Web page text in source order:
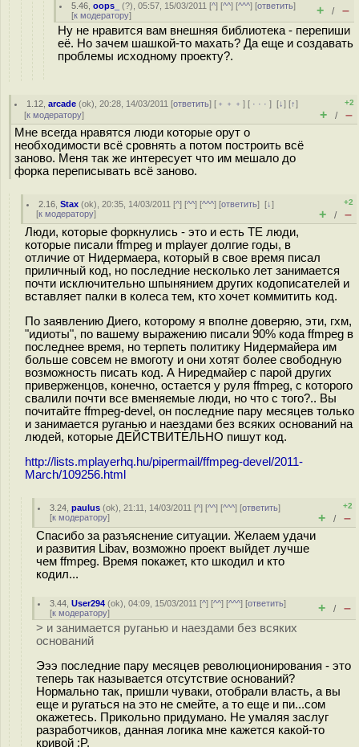
5.46 ,oops_ (?), 05:57, 15/03/2011 [^] [^^] [^^^] [ответить]
[к модератору] + / –
Ну не нравится вам внешняя библиотека - перепиши
её. Но зачем шашкой-то махать? Да еще и создавать
проблемы исходному проекту?.
1.12 ,arcade (ok), 20:28, 14/03/2011 [ответить] [ ﹢﹢﹢] [ · · ·][↓] [↑]
[к модератору]
+2
+ / –
Мне всегда нравятся люди которые орут о
необходимости всё сровнять а потом построить всё
заново. Меня так же интересует что им мешало до
форка переписывать всё заново.
2.16 ,Stax (ok), 20:35, 14/03/2011 [^] [^^] [^^^] [ответить][↓]
[к модератору]
+2
+ / –
Люди, которые форкнулись - это и есть ТЕ люди,
которые писали ffmpeg и mplayer долгие годы, в
отличие от Нидермаера, который в свое время писал
приличный код, но последние несколько лет занимается
почти исключительно шпынянием других кодописателей и
вставляет палки в колеса тем, кто хочет коммитить код.
По заявлению Диего, которому я вполне доверяю, эти, гхм,
"идиоты", по вашему выражению писали 90% кода ffmpeg в
последнее время, но терпеть политику Нидермайера им
больше совсем не вмоготу и они хотят более свободную
возможность писать код. А Ниредмайер с парой других
приверженцов, конечно, остается у руля ffmpeg, с которого
свалили почти все вменяемые люди, но что с того?.. Вы
почитайте ffmpeg-devel, он последние пару месяцев только
и занимается руганью и наездами без всяких оснований на
людей, которые ДЕЙСТВИТЕЛЬНО пишут код.
http://lists.mplayerhq.hu/pipermail/ffmpeg-devel/2011-
March/109256.html
3.24 ,paulus (ok), 21:11, 14/03/2011 [^] [^^] [^^^] [ответить]
[к модератору]
+2
+ / –
Спасибо за разъяснение ситуации. Желаем удачи
и развития Libav, возможно проект выйдет лучше
чем ffmpeg. Время покажет, кто шкодил и кто
кодил...
3.44 ,User294 (ok), 04:09, 15/03/2011 [^] [^^] [^^^] [ответить]
[к модератору] + / –
> и занимается руганью и наездами без всяких
оснований
Эээ последние пару месяцев революционирования - это
теперь так называется отсутствие оснований?
Нормально так, пришли чуваки, отобрали власть, а вы
еще и ругаться на это не смейте, а то еще и пи...сом
окажетесь. Прикольно придумано. Не умаляя заслуг
разработчиков, данная логика мне кажется какой-то
кривой :P.